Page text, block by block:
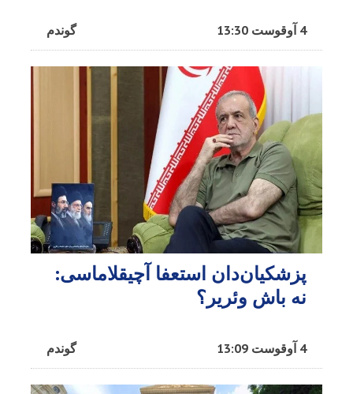
گوندم 4 آوقوست 13:30
پزشکیان‌دان استعفا آچیقلاماسی:
نه باش وئریر؟
گوندم 4 آوقوست 13:09